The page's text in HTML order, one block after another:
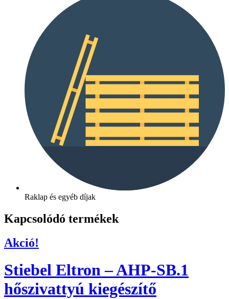
Raklap és egyéb díjak
Kapcsolódó termékek
Akció!
Stiebel Eltron – AHP-SB.1
hőszivattyú kiegészítő